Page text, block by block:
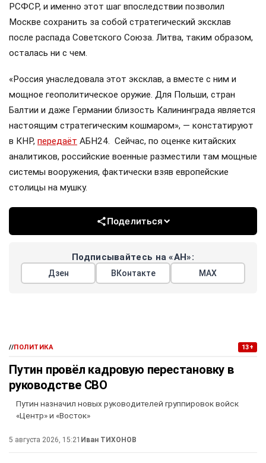
РСФСР, и именно этот шаг впоследствии позволил
Москве сохранить за собой стратегический эксклав
после распада Советского Союза. Литва, таким образом,
осталась ни с чем.
«Россия унаследовала этот эксклав, а вместе с ним и
мощное геополитическое оружие. Для Польши, стран
Балтии и даже Германии близость Калининграда является
настоящим стратегическим кошмаром», — констатируют
в КНР, передаёт АБН24. Сейчас, по оценке китайских
аналитиков, российские военные разместили там мощные
системы вооружения, фактически взяв европейские
столицы на мушку.
Поделиться
Подписывайтесь на «АН»:
Дзен ВКонтакте МАХ
//ПОЛИТИКА 13+
Путин провёл кадровую перестановку в
руководстве СВО
Путин назначил новых руководителей группировок войск
«Центр» и «Восток»
5 августа 2026, 15:21 Иван ТИХОНОВ